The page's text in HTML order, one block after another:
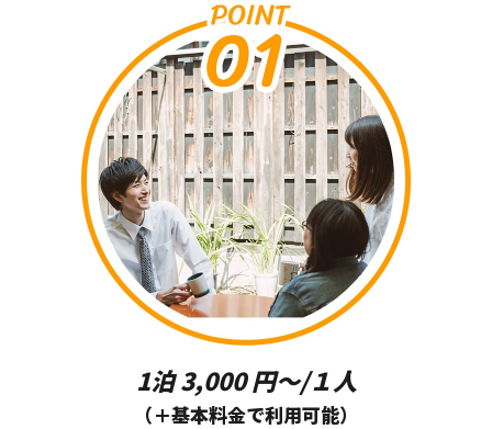
1泊 3,000 円〜/１⼈
（＋基本料⾦で利⽤可能）